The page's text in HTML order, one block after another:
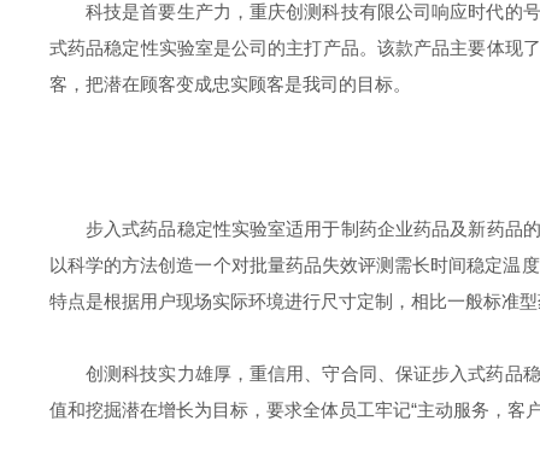
科技是首要生产力，重庆创测科技有限公司响应时代的
式药品稳定性实验室是公司的主打产品。该款产品主要体现
客，把潜在顾客变成忠实顾客是我司的目标。
步入式药品稳定性实验室适用于制药企业药品及新药品
以科学的方法创造一个对批量药品失效评测需长时间稳定温
特点是根据用户现场实际环境进行尺寸定制，相比一般标准
创测科技实力雄厚，重信用、守合同、保证步入式药品
值和挖掘潜在增长为目标，要求全体员工牢记“主动服务，